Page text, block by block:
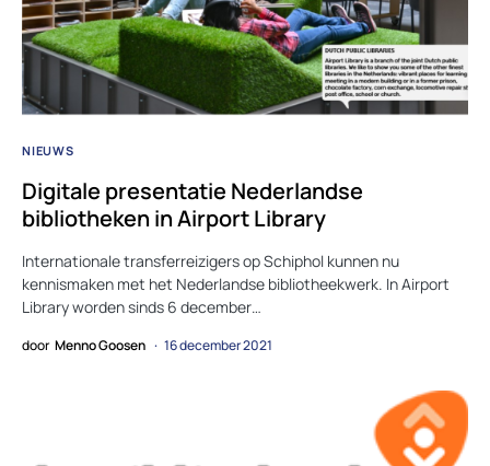
NIEUWS
Digitale presentatie Nederlandse
bibliotheken in Airport Library
Internationale transferreizigers op Schiphol kunnen nu
kennismaken met het Nederlandse bibliotheekwerk. In Airport
Library worden sinds 6 december…
door Menno Goosen 16 december 2021